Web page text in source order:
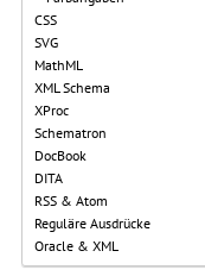
CSS
SVG
MathML
XML Schema
XProc
Schematron
DocBook
DITA
RSS & Atom
Reguläre Ausdrücke
Oracle & XML